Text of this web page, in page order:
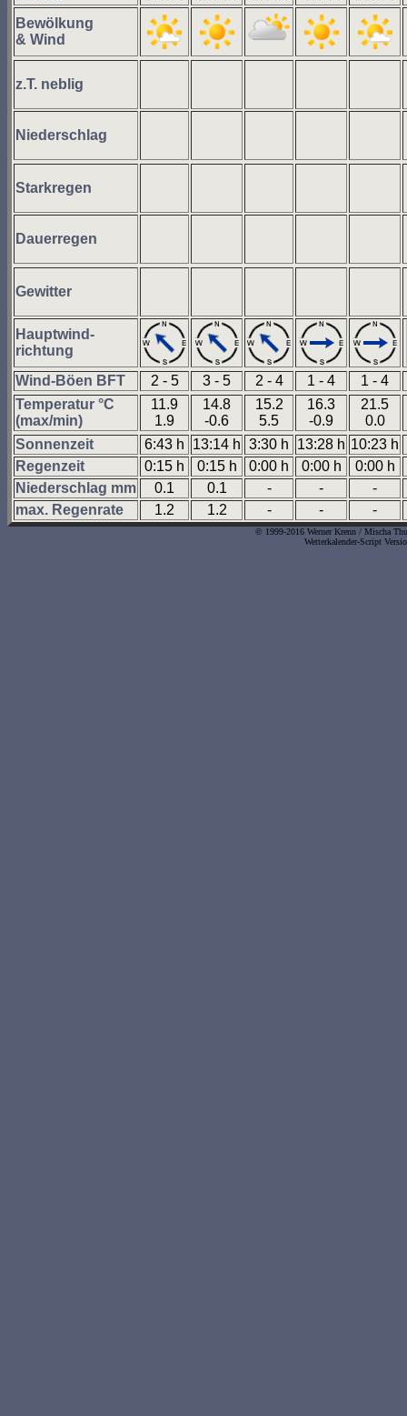
Bewölkung
& Wind
z.T. neblig
Niederschlag
Starkregen
Dauerregen
Gewitter
Hauptwind-
richtung
Wind-Böen BFT
2 - 5 3 - 5 2 - 4 1 - 4
1 - 4
Temperatur °C
(max/min)
11.9
1.9
14.8
-0.6
15.2
5.5
16.3
-0.9
21.5
0.0
Sonnenzeit
6:43 h 13:14 h 3:30 h 13:28 h 10:23 h
Regenzeit
0:15 h 0:15 h 0:00 h 0:00 h
0:00 h
Niederschlag mm
0.1 0.1 - -
-
max. Regenrate
1.2 1.2 - - -
© 1999-2016 Werner Krenn / Mischa
Wetterkalender-Script